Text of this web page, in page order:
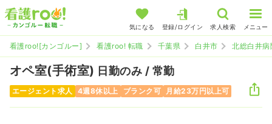
気になる 登録/ログイン 求人検索 メニュー
看護roo![カンゴルー] 看護roo! 転職 千葉県 白井市 北総白井病
オペ室(手術室) 日勤のみ / 常勤
エージェント求人 4週8休以上 ブランク可 月給23万円以上可